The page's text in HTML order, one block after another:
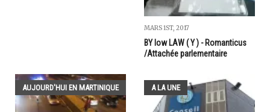
MARS 1ST, 2017
BY low LAW ( Y ) - Romanticus
/Attachée parlementaire
AUJOURD'HUI EN MARTINIQUE A LA UNE